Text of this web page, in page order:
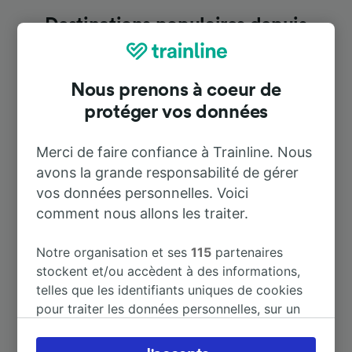
Destinations populaires depuis
Varallo Pombia
À Arona 16 m
À Novara
À Milan 1 h 42 m
Nous prenons à coeur de
protéger vos données
Merci de faire confiance à Trainline. Nous
avons la grande responsabilité de gérer
vos données personnelles. Voici
comment nous allons les traiter.
Notre organisation et ses115 partenaires
stockent et/ou accèdent à des informations,
telles que les identifiants uniques de cookies
pour traiter les données personnelles, sur un
préférences, notamment en exerçant votre